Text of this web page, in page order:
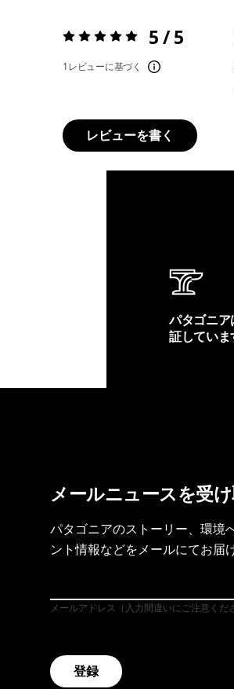
評価:5 / 5 5 / 5
1レビューに基づく
レビューを書く
パタゴニ
証していま
メールニュースを受
パタゴニアのストーリー、環境
ント情報などをメールにてお届
メールアドレス（入力間違いにご注意くだ
登録